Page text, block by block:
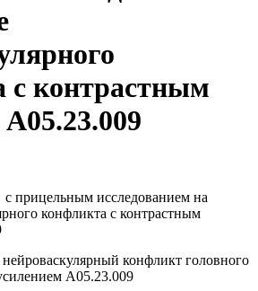
c контрастным
прицельным исследованием на
конфликта c контрастным
конфликт головного
A05.23.009